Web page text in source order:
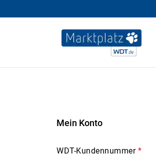
Mein Konto
WDT-Kundennummer *